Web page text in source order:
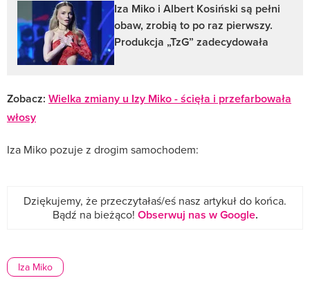
Iza Miko i Albert Kosiński są pełni
obaw, zrobią to po raz pierwszy.
Produkcja „TzG” zadecydowała
Zobacz: Wielka zmiany u Izy Miko - ścięła i przefarbowała
włosy
Iza Miko pozuje z drogim samochodem:
Dziękujemy, że przeczytałaś/eś nasz artykuł do końca.
Bądź na bieżąco! Obserwuj nas w Google.
Iza Miko